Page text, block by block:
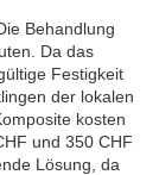
Behandlung
Da das
Festigkeit
der lokalen
kosten
und 350 CHF
Lösung, da